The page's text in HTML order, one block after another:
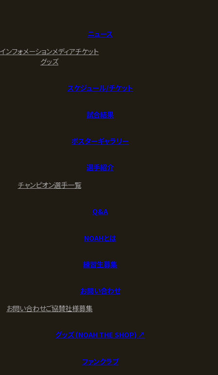
ニュース
インフォメーションメディアチケット
グッズ
スケジュール/チケット
試合結果
ポスターギャラリー
選手紹介
チャンピオン選手一覧
Q&A
NOAHとは
練習生募集
お問い合わせ
お問い合わせご協賛社様募集
グッズ (NOAH THE SHOP) ↗︎
ファンクラブ